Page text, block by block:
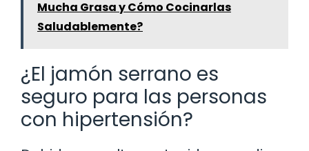
Mucha Grasa y Cómo Cocinarlas
Saludablemente?
¿El jamón serrano es
seguro para las personas
con hipertensión?